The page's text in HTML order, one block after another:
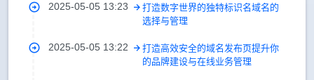
2025-05-05 13:23
打造数字世界的独特标识名域名的
选择与管理
2025-05-05 13:22
打造高效安全的域名发布页提升你
的品牌建设与在线业务管理